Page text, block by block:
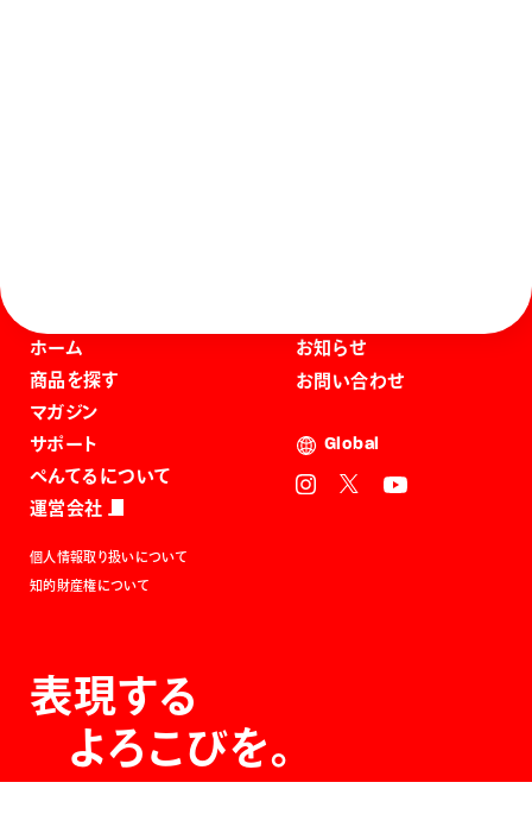
ホーム
商品を探す
マガジン
サポート
ぺんてるについて
運営会社
お知らせ
お問い合わせ
Global
個人情報取り扱いについて
知的財産権について
表現する
よろこびを。